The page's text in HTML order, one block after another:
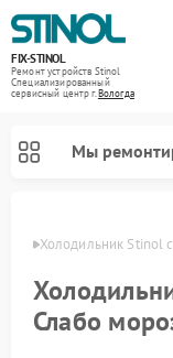
FIX-STINOL
Ремонт устройств Stinol
Специализированный
cервисный центр г.Вологда
Мы
Холодильник Stinol
Слабо